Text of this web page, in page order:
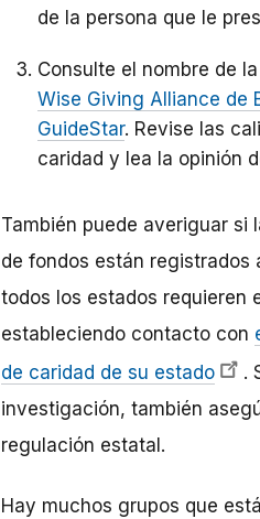
de la persona que le
Consulte el nombre de
Wise Giving Alliance de
GuideStar. Revise las
caridad y lea la opinión
También puede averiguar si
de fondos están registrados
todos los estados requieren
estableciendo contacto con
de caridad de su estado
.
investigación, también
regulación estatal.
Hay muchos grupos que